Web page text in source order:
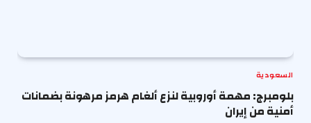
السعودية
بلومبرج: مهمة أوروبية لنزع ألغام هرمز مرهونة بضمانات
أمنية من إيران